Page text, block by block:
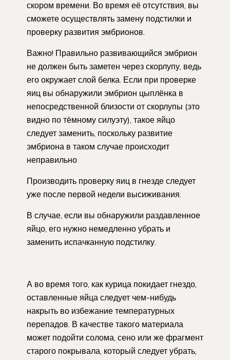
скором времени. Во время её отсутствия, вы
сможете осуществлять замену подстилки и
проверку развития эмбрионов.
Важно! Правильно развивающийся эмбрион
не должен быть заметен через скорлупу, ведь
его окружает слой белка. Если при проверке
яиц вы обнаружили эмбрион цыплёнка в
непосредственной близости от скорлупы (это
видно по тёмному силуэту), такое яйцо
следует заменить, поскольку развитие
эмбриона в таком случае происходит
неправильно
Производить проверку яиц в гнезде следует
уже после первой недели высиживания.
В случае, если вы обнаружили раздавленное
яйцо, его нужно немедленно убрать и
заменить испачканную подстилку.
А во время того, как курица покидает гнездо,
оставленные яйца следует чем-нибудь
накрыть во избежание температурных
перепадов. В качестве такого материала
может подойти солома, сено или же фрагмент
старого покрывала, который следует убрать,